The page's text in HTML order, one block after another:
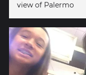
view of Palermo